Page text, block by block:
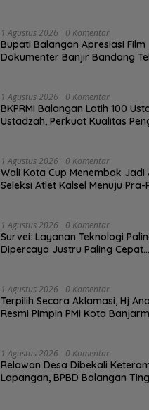
1 Agustus 2026 0 Komentar
Bupati Balangan Apresiasi Film
Dokumenter Banjir Bandang
1 Agustus 2026 0 Komentar
BKPRMI Balangan Latih 100
Ustadzah, Perkuat Kualitas
1 Agustus 2026 0 Komentar
Wali Kota Cup Menembak Jadi
Seleksi Atlet Kalsel Menuju Pra-
1 Agustus 2026 0 Komentar
Survei: Layanan Teknologi
Dipercaya Justru Paling Cepat
1 Agustus 2026 0 Komentar
‎Terpilih Secara Aklamasi, Hj
Resmi Pimpin PMI Kota
1 Agustus 2026 0 Komentar
Relawan Desa Dibekali
Lapangan, BPBD Balangan